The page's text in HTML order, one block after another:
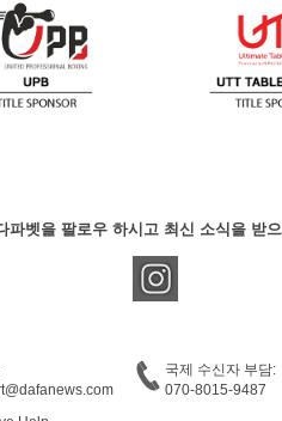
파벳을 팔로우 하시고 최신 소식을 받
국제 수신자 부담:
070-8015-9487